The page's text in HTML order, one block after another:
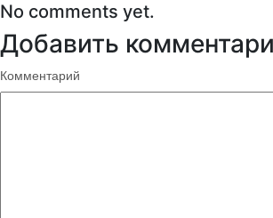
No comments yet.
Добавить
Комментарий